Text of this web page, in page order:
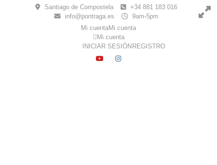
Santiago de Compostela
+34 881 183 016
info@pontraga.es
9am-5pm
Mi cuentaMi cuenta
Mi cuenta
INICIAR SESIÓN REGISTRO
YOUTUBE
INSTAGRAM